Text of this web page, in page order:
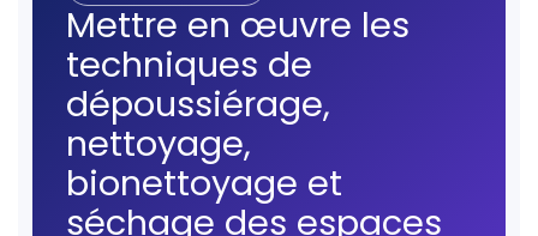
Mettre en œuvre les
techniques de
dépoussiérage,
nettoyage,
bionettoyage et
séchage des espaces